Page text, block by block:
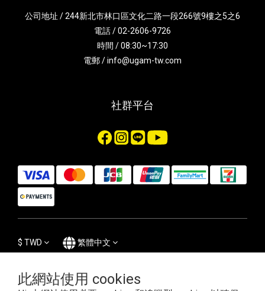
此網站使用 cookies
公司地址 / 244新北市林口區文化二路一段266號9樓之5之6
電話 / 02-2606-9726
時間 / 08:30~17:30
電郵 / info@ugam-tw.com
社群平台
$ TWD 繁體中文